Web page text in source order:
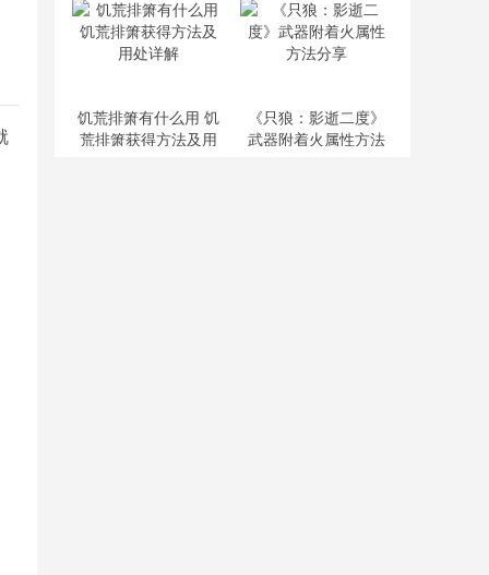
饥荒排箫有什么用 饥
荒排箫获得方法及用
《只狼：影逝二度》
武器附着火属性方法